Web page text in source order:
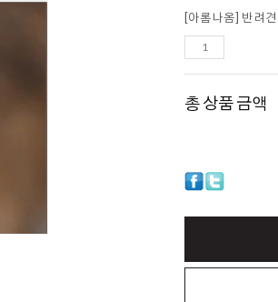
총 상품 금액